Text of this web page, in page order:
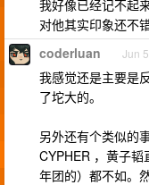
我好像已经记不起
对他其实印象还不错
coderluan Jun
我感觉还是主要是
了坨大的。
另外还有个类似的
CYPHER ，黄子
年团的）都不如。